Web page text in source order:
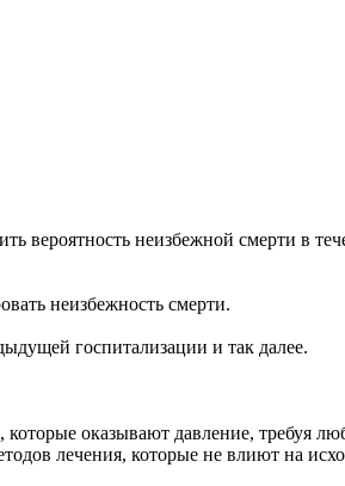
вероятность неизбежной смерти в
неизбежность смерти.
госпитализации и так далее.
оказывают давление, требуя
лечения, которые не влиют на